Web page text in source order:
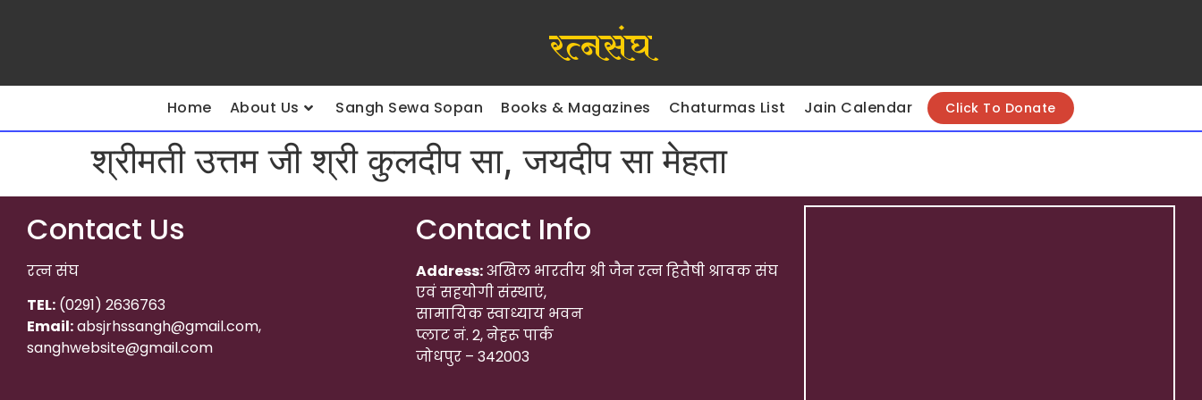
रत्नसंघ
Home About Us Sangh Sewa Sopan Books & Magazines Chaturmas List Jain Calendar Click To Donate
श्रीमती उत्तम जी श्री कुलदीप सा, जयदीप सा मेहता
Contact Us
रत्न संघ
TEL: (0291) 2636763
Email:absjrhssangh@gmail.com,
sanghwebsite@gmail.com
Contact Info
Address:अखिल भारतीय श्री जैन रत्न हितैषी श्रावक संघ
एवं सहयोगी संस्थाएं,
सामायिक स्वाध्याय भवन
प्लाट नं. 2, नेहरू पार्क
जोधपुर – 342003